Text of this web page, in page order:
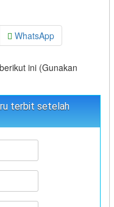
WhatsApp
ini (Gunakan
terbit setelah